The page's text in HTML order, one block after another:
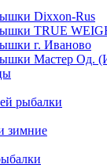
Dixxon-Rus
TRUE
г. Иваново
Мастер Од.
рыбалки
зимние